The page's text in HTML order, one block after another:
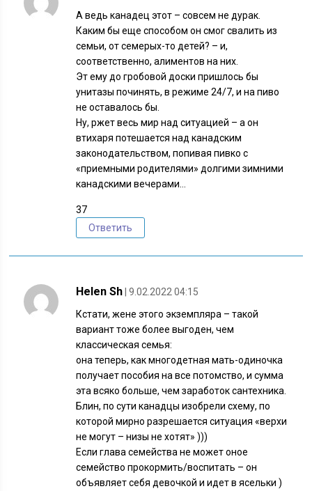
А ведь канадец этот – совсем не дурак.
Каким бы еще способом он смог свалить из
семьи, от семерых-то детей? – и,
соответственно, алиментов на них.
Эт ему до гробовой доски пришлось бы
унитазы починять, в режиме 24/7, и на пиво
не оставалось бы.
Ну, ржет весь мир над ситуацией – а он
втихаря потешается над канадским
законодательством, попивая пивко с
«приемными родителями» долгими зимними
канадскими вечерами…
37
Ответить
Helen Sh | 9.02.2022 04:15
Кстати, жене этого экземпляра – такой
вариант тоже более выгоден, чем
классическая семья:
она теперь, как многодетная мать-одиночка
получает пособия на все потомство, и сумма
эта всяко больше, чем заработок сантехника.
Блин, по сути канадцы изобрели схему, по
которой мирно разрешается ситуация «верхи
не могут – низы не хотят» )))
Если глава семейства не может оное
семейство прокормить/воспитать – он
объявляет себя девочкой и идет в ясельки )